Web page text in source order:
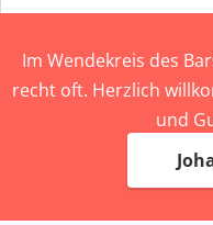
Im Wendekreis des
recht oft. Herzlich
und